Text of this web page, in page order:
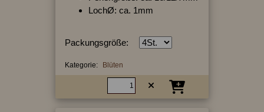
LochØ: ca. 1mm
Packungsgröße:
Kategorie: Blüten